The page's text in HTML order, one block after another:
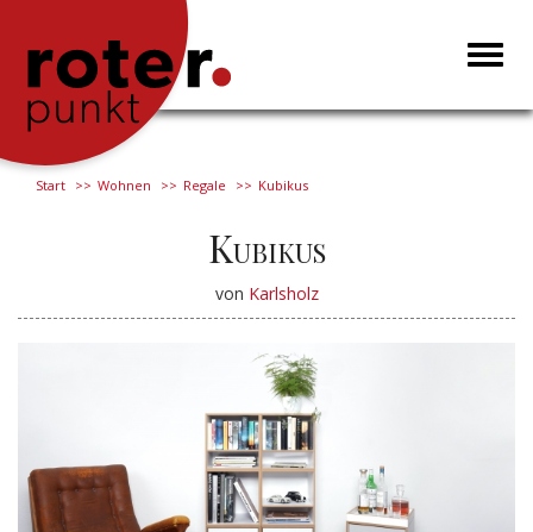
Start Wohnen Regale Kubikus
Kubikus
von Karlsholz